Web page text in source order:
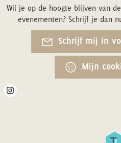
Wil je op de hoogte blijven van
evenementen? Schrijf je dan
Schrijf mij in
Mijn